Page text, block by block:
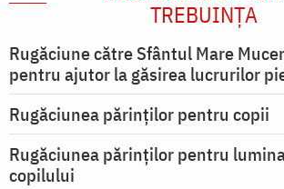
TREBUINȚA
Rugăciune către Sfântul Mare
pentru ajutor la găsirea lucrurilor
Rugăciunea părinților pentru copii
Rugăciunea părinților pentru
copilului